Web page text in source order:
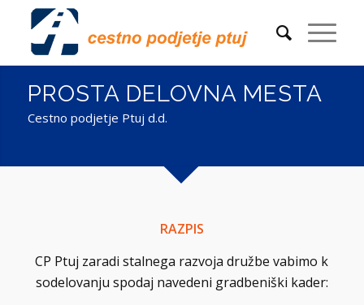
PROSTA DELOVNA MESTA
Cestno podjetje Ptuj d.d.
RAZPIS
CP Ptuj zaradi stalnega razvoja družbe vabimo k
sodelovanju spodaj navedeni gradbeniški kader: